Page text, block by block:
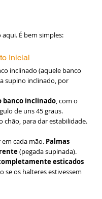
É bem simples:
Inicial
inclinado (aquele banco
supino inclinado, por
banco inclinado, com o
de uns 45 graus.
chão, para dar estabilidade.
cada mão. Palmas
(pegada supinada).
esticados
se os halteres estivessem